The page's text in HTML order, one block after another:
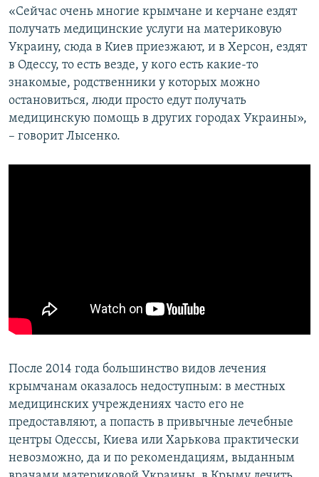
«Сейчас очень многие крымчане и керчане ездят
получать медицинские услуги на материковую
Украину, сюда в Киев приезжают, и в Херсон, ездят
в Одессу, то есть везде, у кого есть какие-то
знакомые, родственники у которых можно
остановиться, люди просто едут получать
медицинскую помощь в других городах Украины»,
– говорит Лысенко.
После 2014 года большинство видов лечения
крымчанам оказалось недоступным: в местных
медицинских учреждениях часто его не
предоставляют, а попасть в привычные лечебные
центры Одессы, Киева или Харькова практически
невозможно, да и по рекомендациям, выданным